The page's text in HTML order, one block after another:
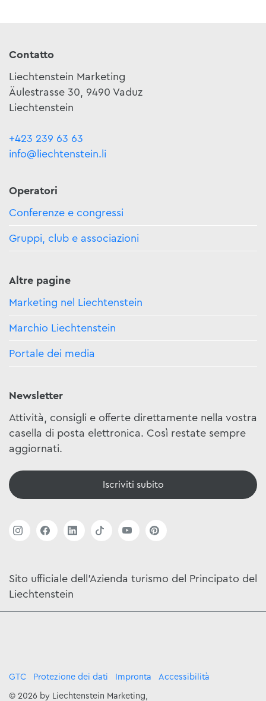
Contatto
Liechtenstein Marketing
Äulestrasse 30, 9490 Vaduz
Liechtenstein
+423 239 63 63
info@liechtenstein.li
Operatori
Conferenze e congressi
Gruppi, club e associazioni
Altre pagine
Marketing nel Liechtenstein
Marchio Liechtenstein
Portale dei media
Newsletter
Attività, consigli e offerte direttamente nella vostra
casella di posta elettronica. Così restate sempre
aggiornati.
Iscriviti subito
Sito ufficiale dell'Azienda turismo del Principato del
Liechtenstein
GTC Protezione dei dati Impronta Accessibilità
© 2026 by Liechtenstein Marketing,